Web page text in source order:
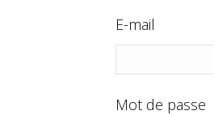
E-mail
Mot de passe